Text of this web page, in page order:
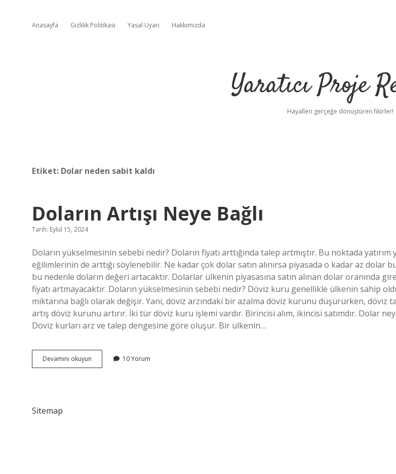
Anasayfa Gizlilik Politikası Yasal Uyarı Hakkımızda
Yaratıcı Proje
Hayalleri gerçeğe dönüştüren fikirler!
Etiket: Dolar neden sabit kaldı
Doların Artışı Neye Bağlı
Tarih: Eylül 15, 2024
Doların yükselmesinin sebebi nedir? Doların fiyatı arttığında talep artmıştır. Bu noktada yatırım
eğilimlerinin de arttığı söylenebilir. Ne kadar çok dolar satın alınırsa piyasada o kadar az dolar
bu nedenle doların değeri artacaktır. Dolarlar ülkenin piyasasına satın alınan dolar oranında
fiyatı artmayacaktır. Doların yükselmesinin sebebi nedir? Döviz kuru genellikle ülkenin sahip
miktarına bağlı olarak değişir. Yani, döviz arzındaki bir azalma döviz kurunu düşürürken, döviz
artış döviz kurunu artırır. İki tür döviz kuru işlemi vardır. Birincisi alım, ikincisi satımdır. Dolar
Döviz kurları arz ve talep dengesine göre oluşur. Bir ülkenin…
Devamını okuyun
Artışı
10 Yorum
Sitemap